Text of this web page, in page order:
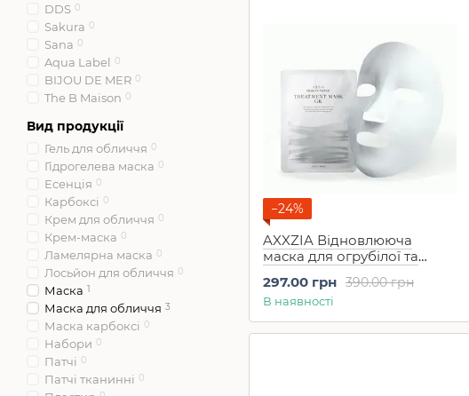
−24%
AXXZIA Відновлююча
маска для огрубілої та
обличчя Beauty Force
Treatment Mask GK 1 шт
390.00 грн
297.00 грн
В наявності
Ishizawa Laboratory
Japan Gals
Kiso 0
Kobayashi 0
KOR JAPAN 0
KOSE 3
Lactoferrin Lab.
LuLuLun 0
Make.iN 0
MDSKIN LABO
Mediplorer
MINON 0
MITOMO 0
NANOA 0
NILE 0
PDC 0
Quality1st 0
ReBion 0
ReCell 0
RECORESERUM
Saborino 0
DDS 0
Sakura 0
Sana 0
Aqua Label 0
BIJOU DE MER 0
The B Maison 0
Вид продукції
Гель для обличчя 0
Гідрогелева маска 0
Есенція 0
Карбоксі 0
Крем для обличчя 0
Крем-маска 0
Ламелярна маска 0
Лосьйон для обличчя 0
Маска 1
Маска для обличчя 3
Маска карбоксі 0
Набори 0
Патчі 0
Патчі тканинні 0